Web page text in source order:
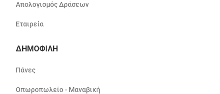
Απολογισμός Δράσεων
Εταιρεία
ΔΗΜΟΦΙΛΗ
Πάνες
Οπωροπωλείο - Μαναβική